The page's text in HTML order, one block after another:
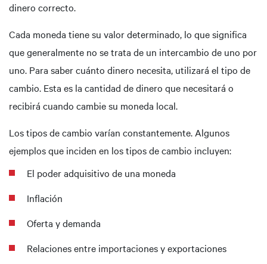
dinero correcto.
Cada moneda tiene su valor determinado, lo que significa
que generalmente no se trata de un intercambio de uno por
uno. Para saber cuánto dinero necesita, utilizará el tipo de
cambio. Esta es la cantidad de dinero que necesitará o
recibirá cuando cambie su moneda local.
Los tipos de cambio varían constantemente. Algunos
ejemplos que inciden en los tipos de cambio incluyen:
El poder adquisitivo de una moneda
Inflación
Oferta y demanda
Relaciones entre importaciones y exportaciones